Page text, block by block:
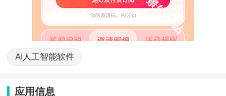
AI人工智能软件
应用信息